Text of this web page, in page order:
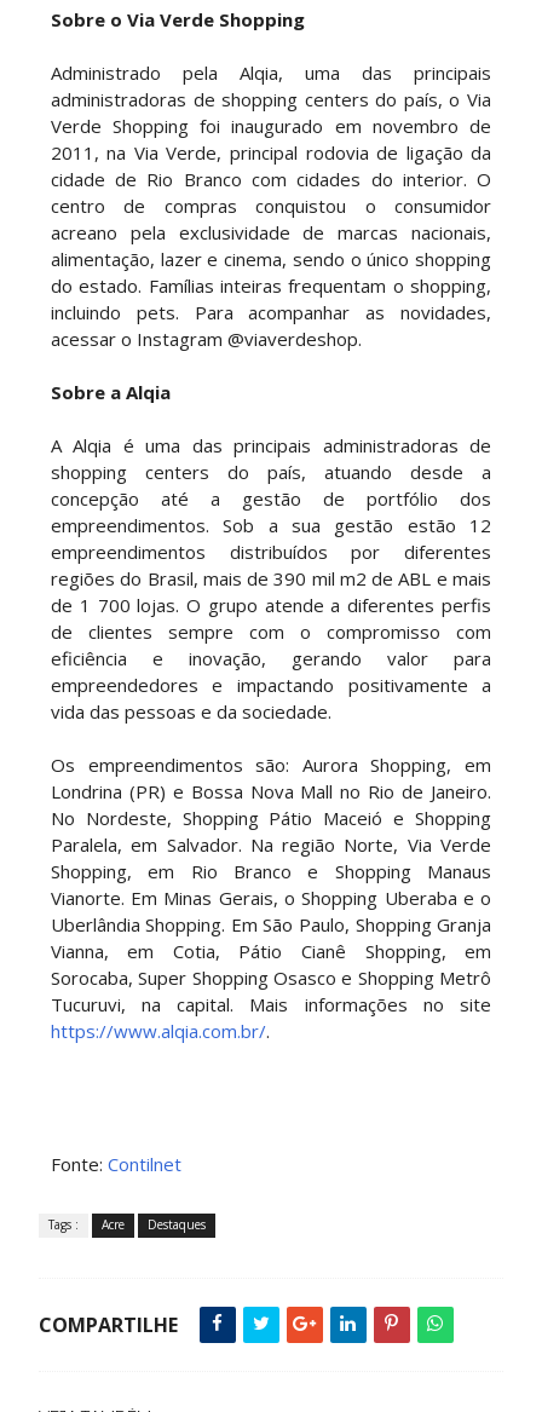
Sobre o Via Verde Shopping
Administrado pela Alqia, uma das principais
administradoras de shopping centers do país, o Via
Verde Shopping foi inaugurado em novembro de
2011, na Via Verde, principal rodovia de ligação da
cidade de Rio Branco com cidades do interior. O
centro de compras conquistou o consumidor
acreano pela exclusividade de marcas nacionais,
alimentação, lazer e cinema, sendo o único shopping
do estado. Famílias inteiras frequentam o shopping,
incluindo pets. Para acompanhar as novidades,
acessar o Instagram @viaverdeshop.
Sobre a Alqia
A Alqia é uma das principais administradoras de
shopping centers do país, atuando desde a
concepção até a gestão de portfólio dos
empreendimentos. Sob a sua gestão estão 12
empreendimentos distribuídos por diferentes
regiões do Brasil, mais de 390 mil m2 de ABL e mais
de 1 700 lojas. O grupo atende a diferentes perfis
de clientes sempre com o compromisso com
eficiência e inovação, gerando valor para
empreendedores e impactando positivamente a
vida das pessoas e da sociedade.
Os empreendimentos são: Aurora Shopping, em
Londrina (PR) e Bossa Nova Mall no Rio de Janeiro.
No Nordeste, Shopping Pátio Maceió e Shopping
Paralela, em Salvador. Na região Norte, Via Verde
Shopping, em Rio Branco e Shopping Manaus
Vianorte. Em Minas Gerais, o Shopping Uberaba e o
Uberlândia Shopping. Em São Paulo, Shopping Granja
Vianna, em Cotia, Pátio Cianê Shopping, em
Sorocaba, Super Shopping Osasco e Shopping Metrô
Tucuruvi, na capital. Mais informações no site
https://www.alqia.com.br/.
Fonte: Contilnet
Tags : Acre Destaques
COMPARTILHE